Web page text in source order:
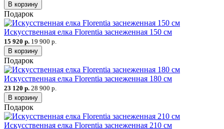
В корзину
Подарок
Искусственная елка Florentia заснеженная 150 см
15 920 р. 19 900 р.
В корзину
Подарок
Искусственная елка Florentia заснеженная 180 см
23 120 р. 28 900 р.
В корзину
Подарок
Искусственная елка Florentia заснеженная 210 см